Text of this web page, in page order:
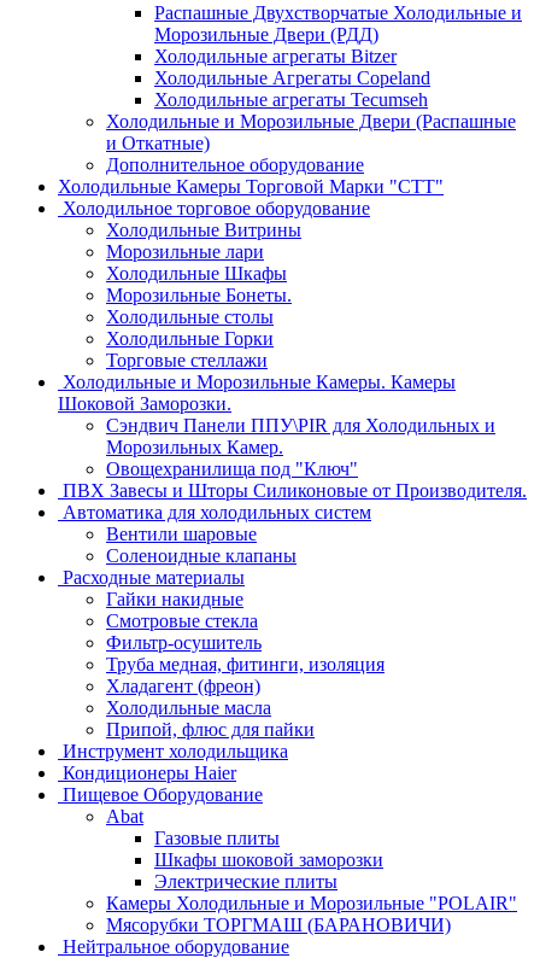
Распашные Двухстворчатые Холодильные и
Морозильные Двери (РДД)
Холодильные агрегаты Bitzer
Холодильные Агрегаты Copeland
Холодильные агрегаты Tecumseh
Холодильные и Морозильные Двери (Распашные
и Откатные)
Дополнительное оборудование
Холодильные Камеры Торговой Марки "СТТ"
Холодильное торговое оборудование
Холодильные Витрины
Морозильные лари
Холодильные Шкафы
Морозильные Бонеты.
Холодильные столы
Холодильные Горки
Торговые стеллажи
Холодильные и Морозильные Камеры. Камеры
Шоковой Заморозки.
Сэндвич Панели ППУ\PIR для Холодильных и
Морозильных Камер.
Овощехранилища под "Ключ"
ПВХ Завесы и Шторы Силиконовые от Производителя.
Автоматика для холодильных систем
Вентили шаровые
Соленоидные клапаны
Расходные материалы
Гайки накидные
Смотровые стекла
Фильтр-осушитель
Труба медная, фитинги, изоляция
Хладагент (фреон)
Холодильные масла
Припой, флюс для пайки
Инструмент холодильщика
Кондиционеры Haier
Пищевое Оборудование
Abat
Газовые плиты
Шкафы шоковой заморозки
Электрические плиты
Камеры Холодильные и Морозильные "POLAIR"
Мясорубки ТОРГМАШ (БАРАНОВИЧИ)
Нейтральное оборудование